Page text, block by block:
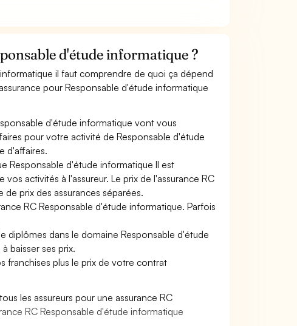
d'étude informatique ?
il faut comprendre de quoi ça dépend
pour Responsable d'étude informatique
d'étude informatique vont vous
pour votre activité de Responsable d'étude
d'affaires.
Responsable d'étude informatique Il est
activités à l'assureur. Le prix de l'assurance RC
prix des assurances séparées.
RC Responsable d'étude informatique. Parfois
diplômes dans le domaine Responsable d'étude
baisser ses prix.
franchises plus le prix de votre contrat
les assureurs pour une assurance RC
RC Responsable d'étude informatique